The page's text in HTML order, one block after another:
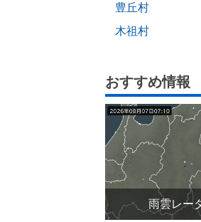
豊丘村
木祖村
おすすめ情報
雨雲レー